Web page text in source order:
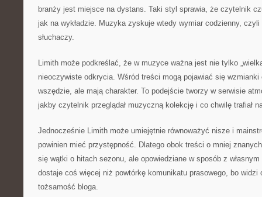
branży jest miejsce na dystans. Taki styl sprawia, że czytelnik
jak na wykładzie. Muzyka zyskuje wtedy wymiar codzienny,
słuchaczy.
Limith może podkreślać, że w muzyce ważna jest nie tylko
nieoczywiste odkrycia. Wśród treści mogą pojawiać się
wszędzie, ale mają charakter. To podejście tworzy w serwisie
jakby czytelnik przeglądał muzyczną kolekcję i co chwilę trafiał
Jednocześnie Limith może umiejętnie równoważyć nisze i
powinien mieć przystępność. Dlatego obok treści o mniej
się wątki o hitach sezonu, ale opowiedziane w sposób z
dostaje coś więcej niż powtórkę komunikatu prasowego, bo widzi
tożsamość bloga.